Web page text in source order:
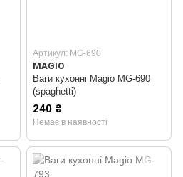
Артикул: MG-690
MAGIO
Ваги кухонні Magio MG-690
(spaghetti)
240 ₴
Немає в наявності